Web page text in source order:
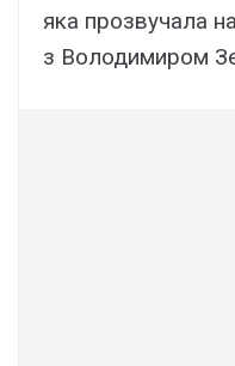
яка прозвучала на
з Володимиром